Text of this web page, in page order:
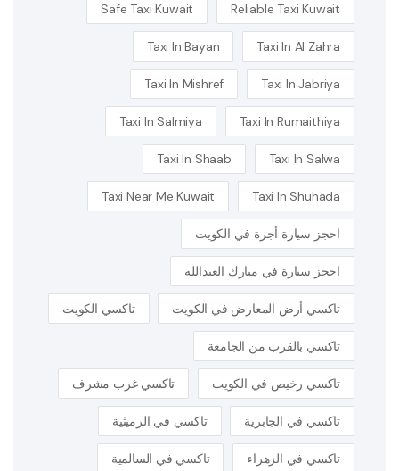
Reliable Taxi Kuwait
Safe Taxi Kuwait
Taxi In Al Zahra
Taxi In Bayan
Taxi In Jabriya
Taxi In Mishref
Taxi In Rumaithiya
Taxi In Salmiya
Taxi In Salwa
Taxi In Shaab
Taxi In Shuhada
Taxi Near Me Kuwait
احجز سيارة أجرة في الكويت
احجز سيارة في مبارك العبدالله
تاكسي أرض المعارض في الكويت تاكسي الكويت
تاكسي بالقرب من الجامعة
تاكسي رخيص في الكويت تاكسي غرب مشرف
تاكسي في الجابرية تاكسي في الرميثية
تاكسي في الزهراء تاكسي في السالمية